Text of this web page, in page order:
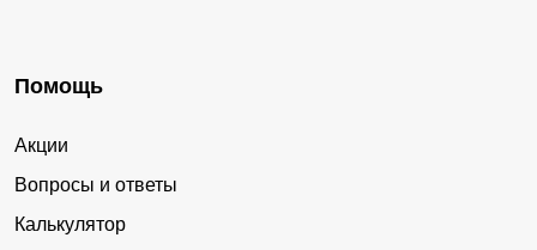
Помощь
Акции
Вопросы и ответы
Калькулятор